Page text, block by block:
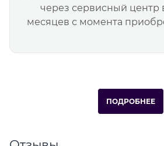
через сервисный центр
месяцев с момента
ПОДРОБНЕЕ